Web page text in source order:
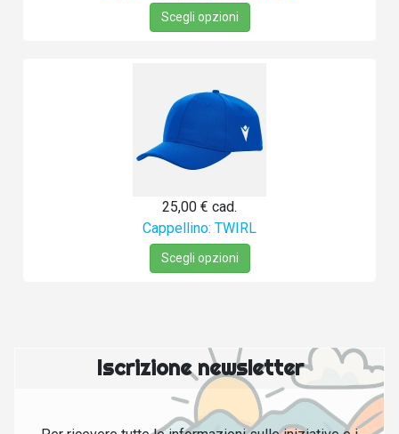
Scegli opzioni
25,00 € cad.
Cappellino: TWIRL
Scegli opzioni
Iscrizione newsletter